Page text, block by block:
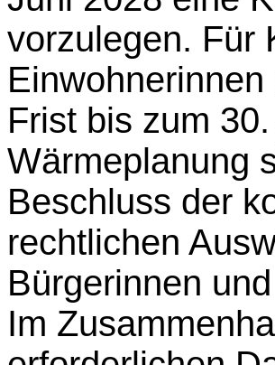
vorzulegen. Für
Frist bis zum
Wärmeplanung
Beschluss der
rechtlichen
Bürgerinnen
Im